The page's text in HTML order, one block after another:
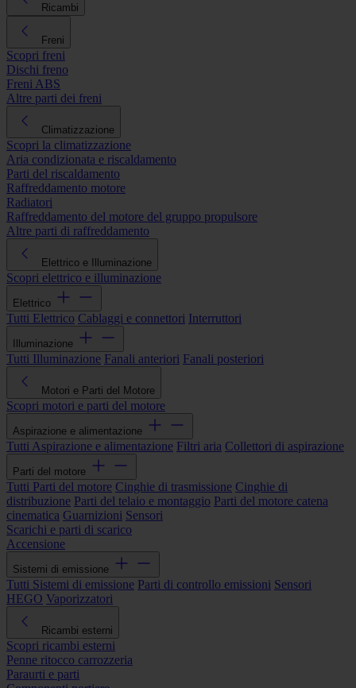
Ricambi
Freni
Scopri freni
Dischi freno
Freni ABS
Altre parti dei freni
Climatizzazione
Scopri la climatizzazione
Aria condizionata e riscaldamento
Parti del riscaldamento
Raffreddamento motore
Radiatori
Raffreddamento del motore del gruppo propulsore
Altre parti di raffreddamento
Elettrico e Illuminazione
Scopri elettrico e illuminazione
Elettrico
Tutti Elettrico Cablaggi e connettori Interruttori
Illuminazione
Tutti Illuminazione Fanali anteriori Fanali posteriori
Motori e Parti del Motore
Scopri motori e parti del motore
Aspirazione e alimentazione
Tutti Aspirazione e alimentazione Filtri aria Collettori di aspirazione
Parti del motore
Tutti Parti del motore Cinghie di trasmissione Cinghie di
distribuzione Parti del telaio e montaggio Parti del motore catena
cinematica Guarnizioni Sensori
Scarichi e parti di scarico
Accensione
Sistemi di emissione
Tutti Sistemi di emissione Parti di controllo emissioni Sensori
HEGO Vaporizzatori
Ricambi esterni
Scopri ricambi esterni
Penne ritocco carrozzeria
Paraurti e parti